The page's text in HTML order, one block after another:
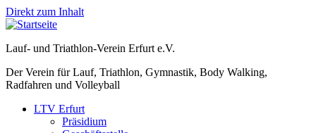
Direkt zum Inhalt
Lauf- und Triathlon-Verein Erfurt e.V.
Der Verein für Lauf, Triathlon, Gymnastik, Body Walking,
Radfahren und Volleyball
LTV Erfurt
Präsidium